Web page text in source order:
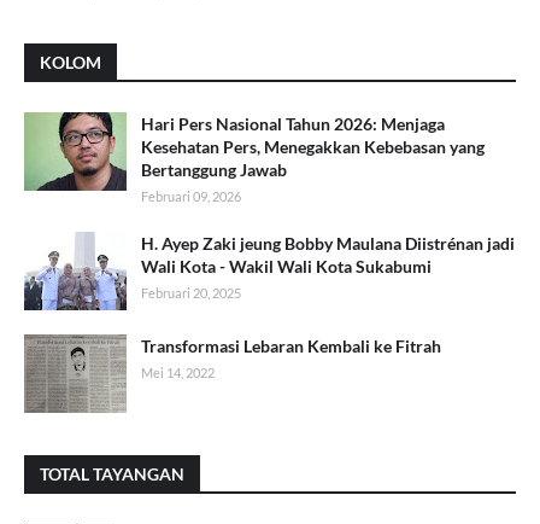
KOLOM
Hari Pers Nasional Tahun 2026: Menjaga
Kesehatan Pers, Menegakkan Kebebasan yang
Bertanggung Jawab
Februari 09, 2026
H. Ayep Zaki jeung Bobby Maulana Diistrénan jadi
Wali Kota - Wakil Wali Kota Sukabumi
Februari 20, 2025
Transformasi Lebaran Kembali ke Fitrah
Mei 14, 2022
TOTAL TAYANGAN